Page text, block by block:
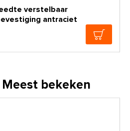
verstelbaar
antraciet
Meest bekeken